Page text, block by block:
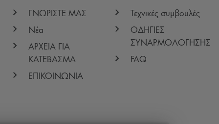
ΓΝΩΡΙΣΤΕ ΜΑΣ
Νέα
ΑΡΧΕΙΑ ΓΙΑ
ΚΑΤΕΒΑΣΜΑ
ΕΠΙΚΟΙΝΩΝΙΑ
Τεχνικές συμβουλές
ΟΔΗΓΙΕΣ
ΣΥΝΑΡΜΟΛΟΓΗΣΗΣ
FAQ